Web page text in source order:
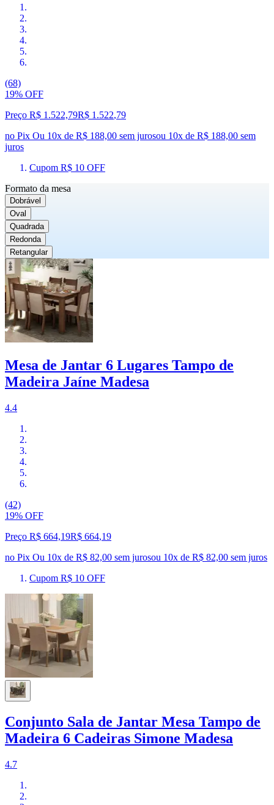
(68)
19% OFF
Preço R$ 1.522,79R$ 1.522,79
no Pix Ou 10x de R$ 188,00 sem jurosou 10x de R$ 188,00 sem
juros
Cupom R$ 10 OFF
Formato da mesa
Dobrável
Oval
Quadrada
Redonda
Retangular
Mesa de Jantar 6 Lugares Tampo de
Madeira Jaíne Madesa
4.4
(42)
19% OFF
Preço R$ 664,19R$ 664,19
no Pix Ou 10x de R$ 82,00 sem jurosou 10x de R$ 82,00 sem juros
Cupom R$ 10 OFF
Conjunto Sala de Jantar Mesa Tampo de
Madeira 6 Cadeiras Simone Madesa
4.7